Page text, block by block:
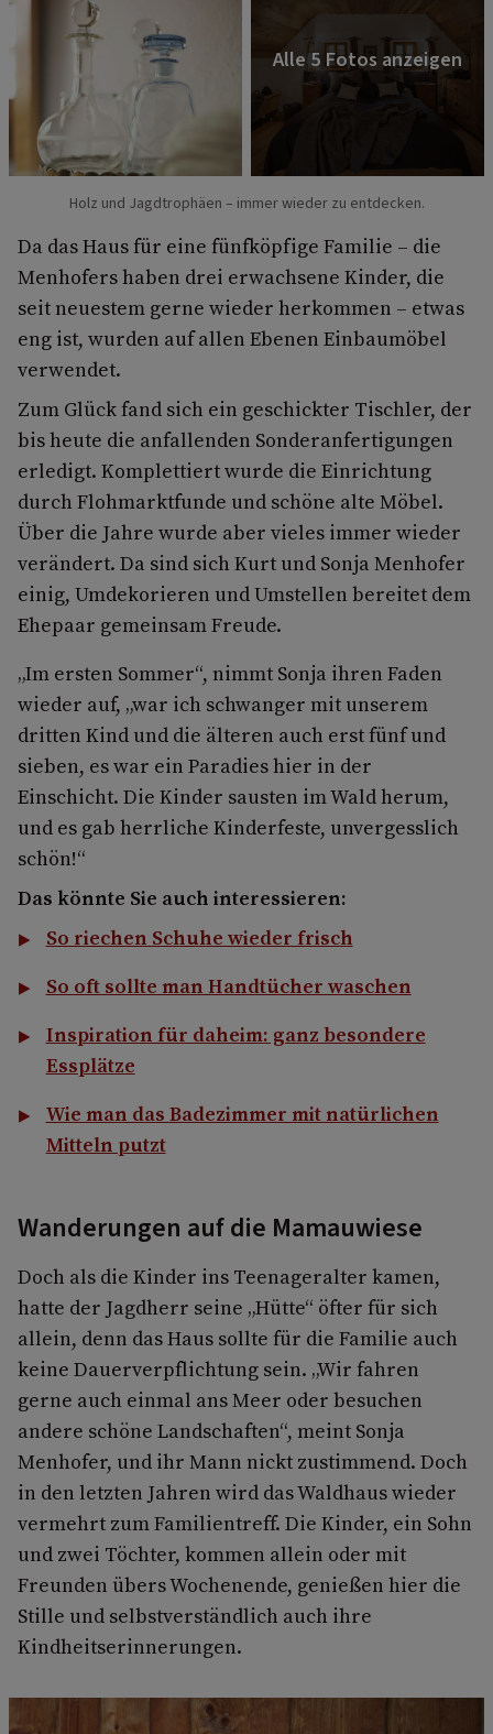
Holz und Jagdtrophäen – immer wieder zu entdecken.
Da das Haus für eine fünfköpfige Familie – die
Menhofers haben drei erwachsene Kinder, die
seit neuestem gerne wieder herkommen – etwas
eng ist, wurden auf allen Ebenen Einbaumöbel
verwendet.
Zum Glück fand sich ein geschickter Tischler, der
bis heute die anfallenden Sonderanfertigungen
erledigt. Komplettiert wurde die Einrichtung
durch Flohmarktfunde und schöne alte Möbel.
Über die Jahre wurde aber vieles immer wieder
verändert. Da sind sich Kurt und Sonja Menhofer
einig, Umdekorieren und Umstellen bereitet dem
Ehepaar gemeinsam Freude.
„Im ersten Sommer“, nimmt Sonja ihren Faden
wieder auf, „war ich schwanger mit unserem
dritten Kind und die älteren auch erst fünf und
sieben, es war ein Paradies hier in der
Einschicht. Die Kinder sausten im Wald herum,
und es gab herrliche Kinderfeste, unvergesslich
schön!“
Das könnte Sie auch interessieren:
So riechen Schuhe wieder frisch
So oft sollte man Handtücher waschen
Inspiration für daheim: ganz besondere
Essplätze
Wie man das Badezimmer mit natürlichen
Mitteln putzt
Wanderungen auf die Mamauwiese
Doch als die Kinder ins Teenageralter kamen,
hatte der Jagdherr seine „Hütte“ öfter für sich
allein, denn das Haus sollte für die Familie auch
keine Dauerverpflichtung sein. „Wir fahren
gerne auch einmal ans Meer oder besuchen
andere schöne Landschaften“, meint Sonja
Menhofer, und ihr Mann nickt zustimmend. Doch
in den letzten Jahren wird das Waldhaus wieder
vermehrt zum Familientreff. Die Kinder, ein Sohn
und zwei Töchter, kommen allein oder mit
Freunden übers Wochenende, genießen hier die
Stille und selbstverständlich auch ihre
Kindheitserinnerungen.